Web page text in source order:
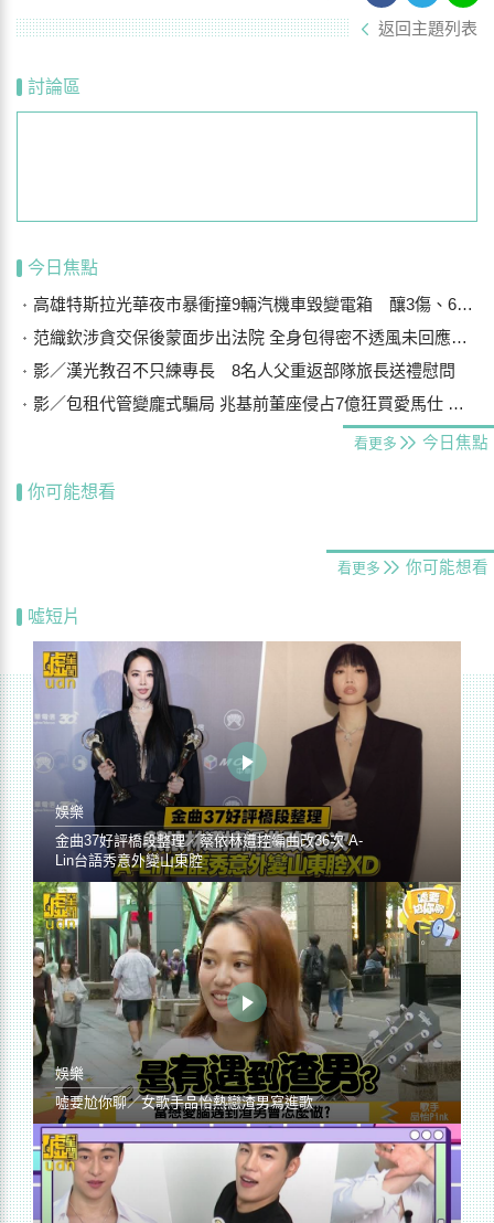
返回主題列表
討論區
今日焦點
高雄特斯拉光華夜市暴衝撞9輛汽機車毀變電箱 釀3傷、600戶停電
范織欽涉貪交保後蒙面步出法院 全身包得密不透風未回應案情
影／漢光教召不只練專長 8名人父重返部隊旅長送禮慰問
影／包租代管變龐式騙局 兆基前董座侵占7億狂買愛馬仕 李建成送北檢
看更多 今日焦點
你可能想看
看更多 你可能想看
噓短片
娛樂
金曲37好評橋段整理／蔡依林遭控編曲改36次 A-
Lin台語秀意外變山東腔
娛樂
噓要尬你聊／女歌手品怡熱戀渣男寫進歌